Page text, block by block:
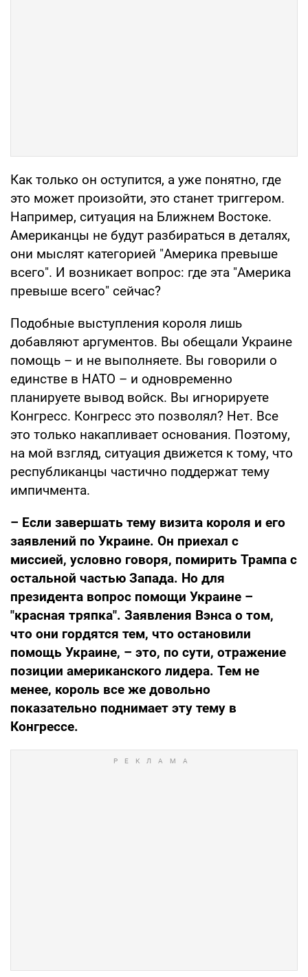
Как только он оступится, а уже понятно, где
это может произойти, это станет триггером.
Например, ситуация на Ближнем Востоке.
Американцы не будут разбираться в деталях,
они мыслят категорией "Америка превыше
всего". И возникает вопрос: где эта "Америка
превыше всего" сейчас?
Подобные выступления короля лишь
добавляют аргументов. Вы обещали Украине
помощь – и не выполняете. Вы говорили о
единстве в НАТО – и одновременно
планируете вывод войск. Вы игнорируете
Конгресс. Конгресс это позволял? Нет. Все
это только накапливает основания. Поэтому,
на мой взгляд, ситуация движется к тому, что
республиканцы частично поддержат тему
импичмента.
– Если завершать тему визита короля и его
заявлений по Украине. Он приехал с
миссией, условно говоря, помирить Трампа с
остальной частью Запада. Но для
президента вопрос помощи Украине –
"красная тряпка". Заявления Вэнса о том,
что они гордятся тем, что остановили
помощь Украине, – это, по сути, отражение
позиции американского лидера. Тем не
менее, король все же довольно
показательно поднимает эту тему в
Конгрессе.